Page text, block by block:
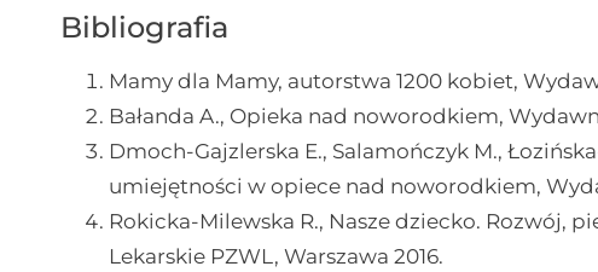
Bibliografia
Mamy dla Mamy, autorstwa 1200 kobiet,
Bałanda A., Opieka nad noworodkiem,
Dmoch-Gajzlerska E., Salamończyk M.,
umiejętności w opiece nad noworodkiem,
Rokicka-Milewska R., Nasze dziecko. Rozwój,
Lekarskie PZWL, Warszawa 2016.